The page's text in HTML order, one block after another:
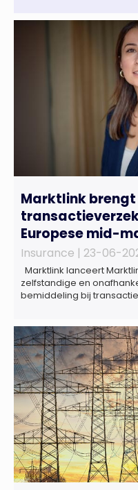
Marktlink brengt
Europese mid-
Insurance | 23-06-
Marktlink lanceert
zelfstandige en
bemiddeling bij
overnames verder uit.
ondernemers,
terecht voor